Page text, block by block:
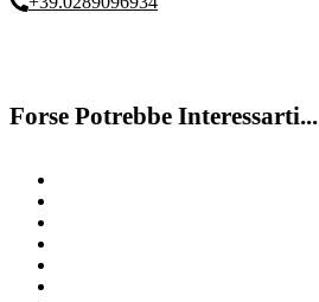
Forse Potrebbe Interessarti...